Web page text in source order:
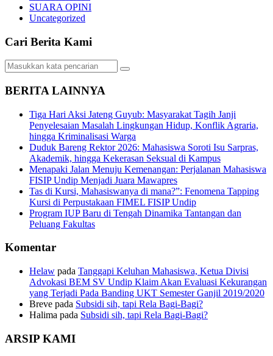
SUARA OPINI
Uncategorized
Cari Berita Kami
BERITA LAINNYA
Tiga Hari Aksi Jateng Guyub: Masyarakat Tagih Janji
Penyelesaian Masalah Lingkungan Hidup, Konflik Agraria,
hingga Kriminalisasi Warga
Duduk Bareng Rektor 2026: Mahasiswa Soroti Isu Sarpras,
Akademik, hingga Kekerasan Seksual di Kampus
Menapaki Jalan Menuju Kemenangan: Perjalanan Mahasiswa
FISIP Undip Menjadi Juara Mawapres
Tas di Kursi, Mahasiswanya di mana?”: Fenomena Tapping
Kursi di Perpustakaan FIMEL FISIP Undip
Program IUP Baru di Tengah Dinamika Tantangan dan
Peluang Fakultas
Komentar
Helaw pada Tanggapi Keluhan Mahasiswa, Ketua Divisi
Advokasi BEM SV Undip Klaim Akan Evaluasi Kekurangan
yang Terjadi Pada Banding UKT Semester Ganjil 2019/2020
Breve pada Subsidi sih, tapi Rela Bagi-Bagi?
Halima pada Subsidi sih, tapi Rela Bagi-Bagi?
ARSIP KAMI